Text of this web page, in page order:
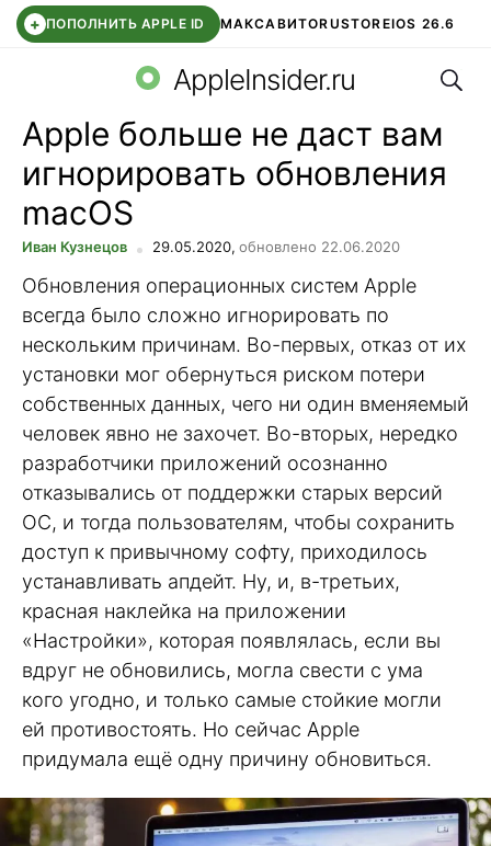
+ ПОПОЛНИТЬ APPLE ID МАКСАВИТОRUSTOREIOS 26.6
СБЕР КИДС ВТБ ОНЛАЙН ЧАТ В ROBLOX
AppleInsider.ru
Apple больше не даст вам
игнорировать обновления
macOS
Иван Кузнецов 29.05.2020, обновлено 22.06.2020
Обновления операционных систем Apple
всегда было сложно игнорировать по
нескольким причинам. Во-первых, отказ от их
установки мог обернуться риском потери
собственных данных, чего ни один вменяемый
человек явно не захочет. Во-вторых, нередко
разработчики приложений осознанно
отказывались от поддержки старых версий
ОС, и тогда пользователям, чтобы сохранить
доступ к привычному софту, приходилось
устанавливать апдейт. Ну, и, в-третьих,
красная наклейка на приложении
«Настройки», которая появлялась, если вы
вдруг не обновились, могла свести с ума
кого угодно, и только самые стойкие могли
ей противостоять. Но сейчас Apple
придумала ещё одну причину обновиться.